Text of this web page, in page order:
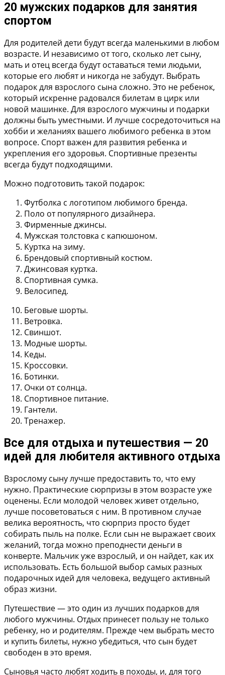
20 мужских подарков для занятия
спортом
Для родителей дети будут всегда маленькими в любом
возрасте. И независимо от того, сколько лет сыну,
мать и отец всегда будут оставаться теми людьми,
которые его любят и никогда не забудут. Выбрать
подарок для взрослого сына сложно. Это не ребенок,
который искренне радовался билетам в цирк или
новой машинке. Для взрослого мужчины и подарки
должны быть уместными. И лучше сосредоточиться на
хобби и желаниях вашего любимого ребенка в этом
вопросе. Спорт важен для развития ребенка и
укрепления его здоровья. Спортивные презенты
всегда будут подходящими.
Можно подготовить такой подарок:
Футболка с логотипом любимого бренда.
Поло от популярного дизайнера.
Фирменные джинсы.
Мужская толстовка с капюшоном.
Куртка на зиму.
Брендовый спортивный костюм.
Джинсовая куртка.
Спортивная сумка.
Велосипед.
Беговые шорты.
Ветровка.
Свиншот.
Модные шорты.
Кеды.
Кроссовки.
Ботинки.
Очки от солнца.
Спортивное питание.
Гантели.
Тренажер.
Все для отдыха и путешествия — 20
идей для любителя активного отдыха
Взрослому сыну лучше предоставить то, что ему
нужно. Практические сюрпризы в этом возрасте уже
оценены. Если молодой человек живет отдельно,
лучше посоветоваться с ним. В противном случае
велика вероятность, что сюрприз просто будет
собирать пыль на полке. Если сын не выражает своих
желаний, тогда можно преподнести деньги в
конверте. Мальчик уже взрослый, и он найдет, как их
использовать. Есть большой выбор самых разных
подарочных идей для человека, ведущего активный
образ жизни.
Путешествие — это один из лучших подарков для
любого мужчины. Отдых принесет пользу не только
ребенку, но и родителям. Прежде чем выбрать место
и купить билеты, нужно убедиться, что сын будет
свободен в это время.
Сыновья часто любят ходить в походы, и, для того